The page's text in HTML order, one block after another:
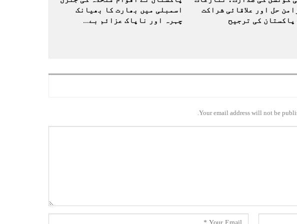
حل اور علاقائی شراکت
پاکستان کی ترجیح
اسمبلی میں بھارت کا بھیانک
چہرہ اور ناپاک عزائم بے…
Your email address will not be